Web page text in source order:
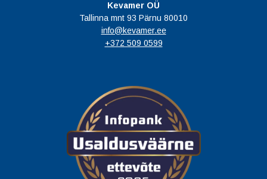
Kevamer OÜ
Tallinna mnt 93 Pärnu 80010
info@kevamer.ee
+372 509 0599